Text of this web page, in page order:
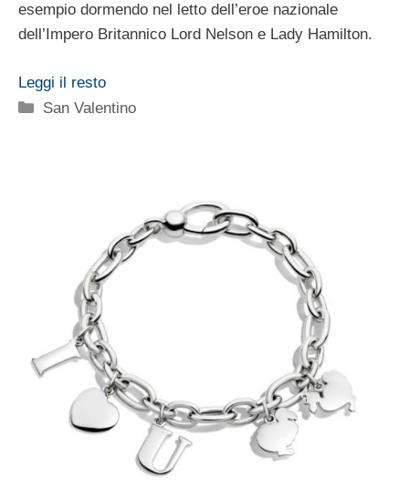
esempio dormendo nel letto dell’eroe nazionale
dell’Impero Britannico Lord Nelson e Lady Hamilton.
Leggi il resto
Categorie
San Valentino